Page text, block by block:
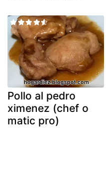
Pollo al pedro
ximenez (chef o
matic pro)